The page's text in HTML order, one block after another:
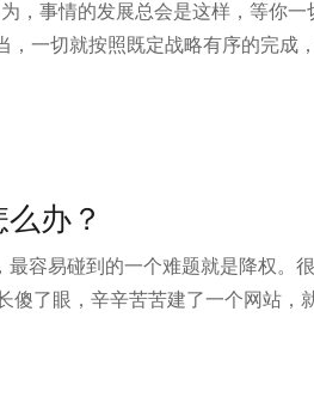
，事情的发展总会是这样，等你
一切就按照既定战略有序的完成
心也转向社交化营销，排在首页
办？
容易碰到的一个难题就是降权。
了眼，辛辛苦苦建了一个网站，